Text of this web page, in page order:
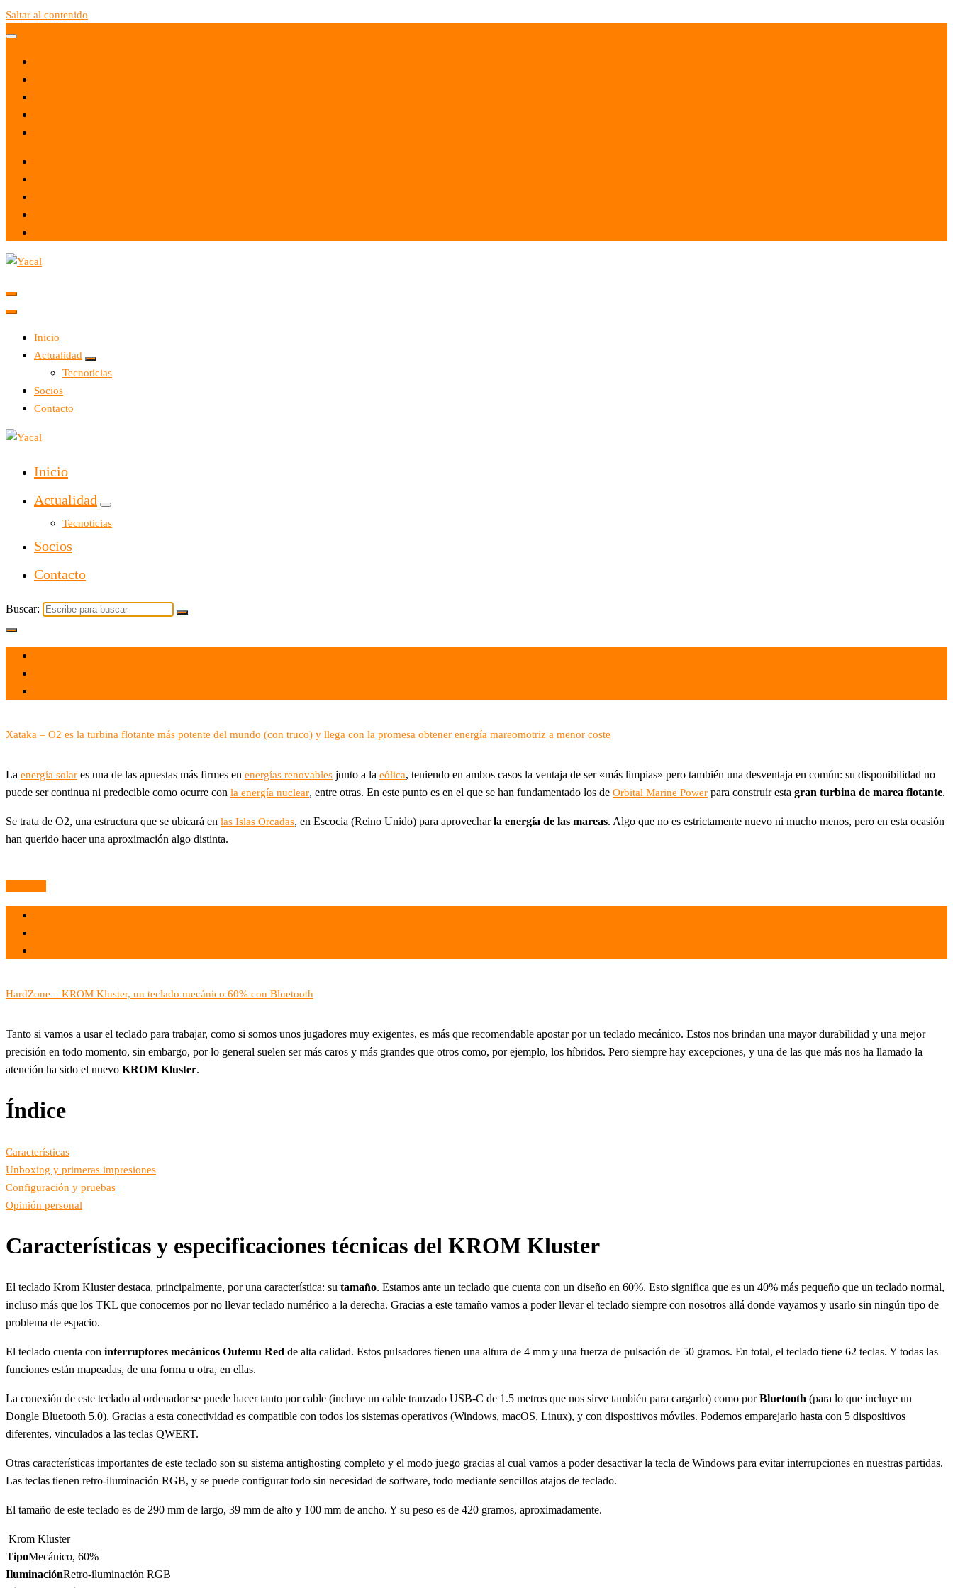
Saltar al contenido
Yacal micro hosting
Inicio
Actualidad
Tecnoticias
Socios
Contacto
Yacal micro hosting
Inicio
Actualidad
Tecnoticias
Socios
Contacto
Buscar:
Xataka – O2 es la turbina flotante más potente del mundo (con truco) y llega con la promesa obtener energía mareomotriz a menor coste
La energía solar es una de las apuestas más firmes en energías renovables junto a la eólica, teniendo en ambos casos la ventaja de ser «más limpias» pero también una desventaja en común: su disponibilidad no
puede ser continua ni predecible como ocurre con la energía nuclear, entre otras. En este punto es en el que se han fundamentado los de Orbital Marine Power para construir esta gran turbina de marea flotante.
Se trata de O2, una estructura que se ubicará en las Islas Orcadas, en Escocia (Reino Unido) para aprovecharla energía de las mareas. Algo que no es estrictamente nuevo ni mucho menos, pero en esta ocasión
han querido hacer una aproximación algo distinta.
HardZone – KROM Kluster, un teclado mecánico 60% con Bluetooth
Tanto si vamos a usar el teclado para trabajar, como si somos unos jugadores muy exigentes, es más que recomendable apostar por un teclado mecánico. Estos nos brindan una mayor durabilidad y una mejor
precisión en todo momento, sin embargo, por lo general suelen ser más caros y más grandes que otros como, por ejemplo, los híbridos. Pero siempre hay excepciones, y una de las que más nos ha llamado la
atención ha sido el nuevo KROM Kluster.
Índice
Características
Unboxing y primeras impresiones
Configuración y pruebas
Opinión personal
Características y especificaciones técnicas del KROM Kluster
El teclado Krom Kluster destaca, principalmente, por una característica: su tamaño. Estamos ante un teclado que cuenta con un diseño en 60%. Esto significa que es un 40% más pequeño que un teclado normal,
incluso más que los TKL que conocemos por no llevar teclado numérico a la derecha. Gracias a este tamaño vamos a poder llevar el teclado siempre con nosotros allá donde vayamos y usarlo sin ningún tipo de
problema de espacio.
El teclado cuenta con interruptores mecánicos Outemu Red de alta calidad. Estos pulsadores tienen una altura de 4 mm y una fuerza de pulsación de 50 gramos. En total, el teclado tiene 62 teclas. Y todas las
funciones están mapeadas, de una forma u otra, en ellas.
La conexión de este teclado al ordenador se puede hacer tanto por cable (incluye un cable tranzado USB-C de 1.5 metros que nos sirve también para cargarlo) como porBluetooth (para lo que incluye un
Dongle Bluetooth 5.0). Gracias a esta conectividad es compatible con todos los sistemas operativos (Windows, macOS, Linux), y con dispositivos móviles. Podemos emparejarlo hasta con 5 dispositivos
diferentes, vinculados a las teclas QWERT.
Otras características importantes de este teclado son su sistema antighosting completo y el modo juego gracias al cual vamos a poder desactivar la tecla de Windows para evitar interrupciones en nuestras partidas.
Las teclas tienen retro-iluminación RGB, y se puede configurar todo sin necesidad de software, todo mediante sencillos atajos de teclado.
El tamaño de este teclado es de 290 mm de largo, 39 mm de alto y 100 mm de ancho. Y su peso es de 420 gramos, aproximadamente.
Krom Kluster
TipoMecánico, 60%
IluminaciónRetro-iluminación RGB